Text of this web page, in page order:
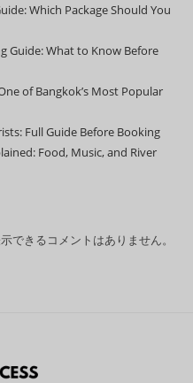
Which Package Should You
Guide: What to Know Before
of Bangkok’s Most Popular
Full Guide Before Booking
Food, Music, and River
できるコメントはありません。